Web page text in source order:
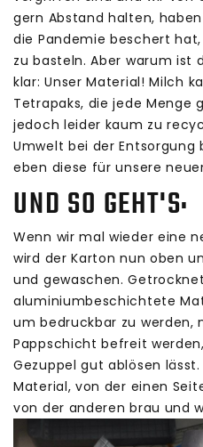
gern Abstand halten,
die Pandemie beschert
zu basteln. Aber warum ist
klar: Unser Material! Milch
Tetrapaks, die jede Menge
jedoch leider kaum zu
Umwelt bei der
eben diese für unsere
UND SO GEHT'S:
Wenn wir mal wieder eine
wird der Karton nun oben
und gewaschen.
aluminiumbeschichtete
um bedruckbar zu werden,
Pappschicht befreit
Gezuppel gut ablösen
Material, von der einen
von der anderen brau und